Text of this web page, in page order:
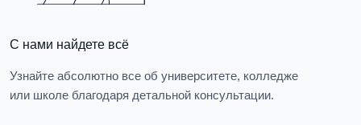
С нами найдете всё
Узнайте абсолютно все об университете, колледже
или школе благодаря детальной консультации.